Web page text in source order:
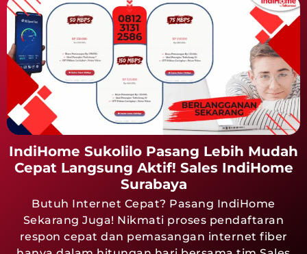
IndiHome Sukolilo Pasang Lebih Mudah
Cepat Langsung Aktif! Sales IndiHome
Surabaya
Butuh Internet Cepat? Pasang IndiHome
Sekarang Juga! Nikmati proses pendaftaran
respon cepat dan pemasangan internet fiber